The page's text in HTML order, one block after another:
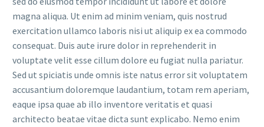
magna aliqua. Ut enim ad minim veniam, quis nostrud
exercitation ullamco laboris nisi ut aliquip ex ea commodo
consequat. Duis aute irure dolor in reprehenderit in
voluptate velit esse cillum dolore eu fugiat nulla pariatur.
Sed ut spiciatis unde omnis iste natus error sit voluptatem
accusantium doloremque laudantium, totam rem aperiam,
eaque ipsa quae ab illo inventore veritatis et quasi
architecto beatae vitae dicta sunt explicabo. Nemo enim